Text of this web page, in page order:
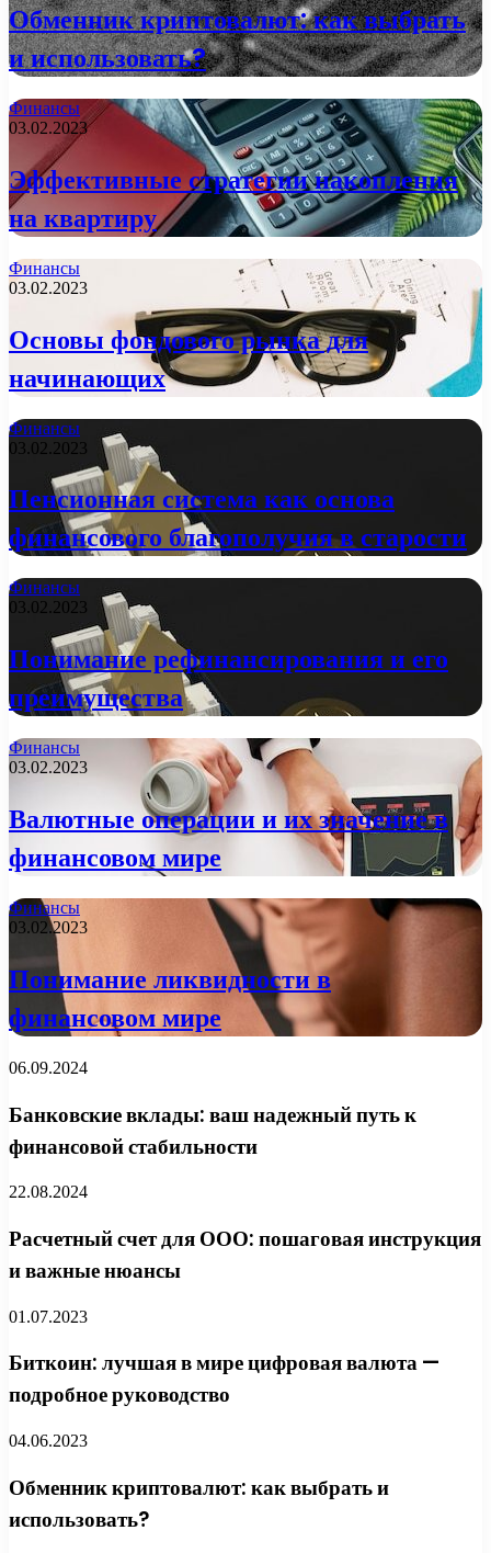
Обменник криптовалют: как выбрать
и использовать?
Финансы
03.02.2023
Эффективные стратегии накопления
на квартиру
Финансы
03.02.2023
Основы фондового рынка для
начинающих
Финансы
03.02.2023
Пенсионная система как основа
финансового благополучия в старости
Финансы
03.02.2023
Понимание рефинансирования и его
преимущества
Финансы
03.02.2023
Валютные операции и их значение в
финансовом мире
Финансы
03.02.2023
Понимание ликвидности в
финансовом мире
06.09.2024
Банковские вклады: ваш надежный путь к
финансовой стабильности
22.08.2024
Расчетный счет для ООО: пошаговая инструкция
и важные нюансы
01.07.2023
Биткоин: лучшая в мире цифровая валюта —
подробное руководство
04.06.2023
Обменник криптовалют: как выбрать и
использовать?